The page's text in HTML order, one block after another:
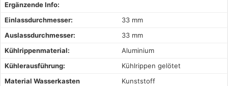
Ergänzende Info:
Einlassdurchmesser:
33 mm
Auslassdurchmesser:
33 mm
Kühlrippenmaterial:
Aluminium
Kühlerausführung:
Kühlrippen gelötet
Material Wasserkasten
Kunststoff